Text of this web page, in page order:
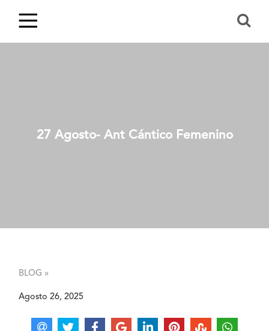
27 Agosto- Ant Cántico Femenino
BLOG »
Agosto 26, 2025